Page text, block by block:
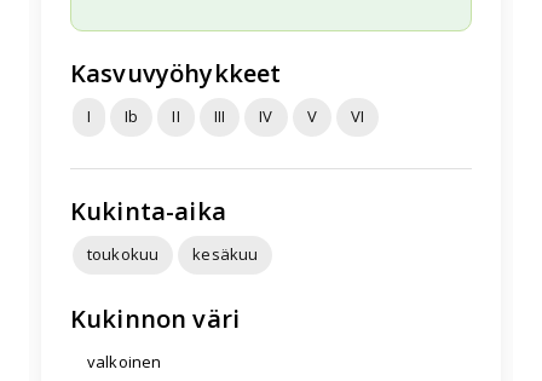
Kasvuvyöhykkeet
I Ib II III IV V VI
Kukinta-aika
toukokuu kesäkuu
Kukinnon väri
valkoinen